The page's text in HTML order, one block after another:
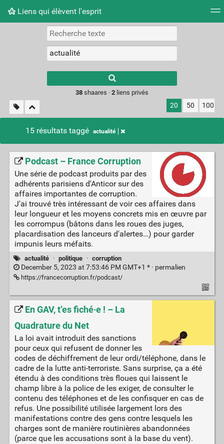
Liens qui élèvent l'esprit
Nuage de tags Mur d'images
results.
38shaares · 2liens privés
20 50 100
15 résultats taggé actualité
Podcast – France Corruption
Une série de podcast produits par des
adhérents parisiens d'Anticor sur des
affaires importantes de corruption.
J'ai trouvé très intéressant de voir ces affaires dans
leur longueur et les moyens concrets mis en œuvre par
les corrompus (bâtons dans les roues des juges,
placardisation des lanceurs d'alertes…) pour garder
impunis leurs méfaits.
actualité · politique · corruption
December 5, 2023 at 7:53:46 PM GMT+1 * · permalien
https://francecorruption.fr/podcast/
En GAV, t’es fiché·e ! – La
Quadrature du Net
La loi avait introduit des sanctions
pour ceux qui refusent de donner les
codes de déchiffrement de leur ordi/téléphone, dans le
cadre de la lutte anti-terroriste. Sans surprise, ça a été
étendu à des conditions très floues qui laissent le
champ libre à la police de les exiger, de consulter le
contenu des téléphones et de les confisquer en cas de
refus. Une possibilité utilisée largement lors des
manifestations contre des gens contre lesquels les
charges sont de manière routinières abandonnées
(parce que les accusations sont à la base du vent).